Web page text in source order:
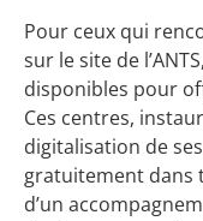
Pour ceux qui
sur le site de
disponibles pour
Ces centres,
digitalisation de
gratuitement dans
d’un